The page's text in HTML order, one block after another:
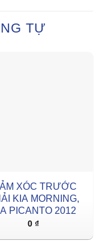
TỰ
XÓC TRƯỚC
KIA MORNING,
PICANTO 2012
0 ₫